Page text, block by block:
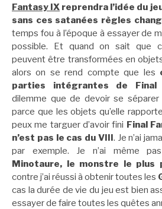
Fantasy IX reprendra l’idée du
sans ces satanées règles
temps fou à l’époque à essayer de
possible. Et quand on sait que
peuvent être transformées en
alors on se rend compte que les
parties intégrantes de Final
dilemme que de devoir se séparer
parce que les objets qu’elle
peux me targuer d’avoir fini Final
n’est pas le cas du VIII. Je n’ai
par exemple. Je n’ai même
Minotaure, le monstre le plus
contre j’ai réussi à obtenir toutes les
cas la durée de vie du jeu est bien
essayer de faire toutes les quêtes